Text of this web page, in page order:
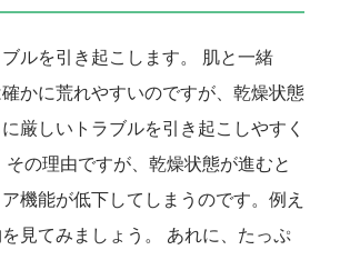
ルを引き起こします。 肌と一緒
かに荒れやすいのですが、乾燥状態
厳しいトラブルを引き起こしやすく
その理由ですが、乾燥状態が進むと
機能が低下してしまうのです。例え
見てみましょう。 あれに、たっぷ